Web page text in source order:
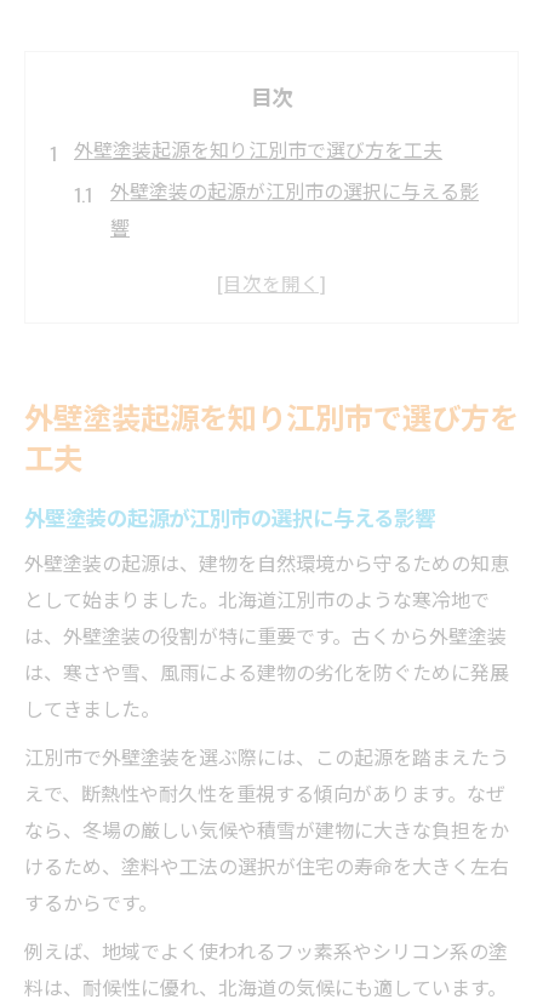
目次
外壁塗装起源を知り江別市で選び方を工夫
外壁塗装の起源が江別市の選択に与える影
響
歴史を踏まえた江別市での外壁塗装の工夫
外壁塗装選びで知っておきたい江別市の特
厳しい北海道の気候と外壁塗装の歴史的背景
北海道の寒さが外壁塗装に求める性能とは
外壁塗装の歴史から学ぶ耐候性と断熱性の
重要性
厳しい気候で選ばれる外壁塗装のポイント
北海道の外壁塗装歴史と江別市の実情
外壁塗装で失敗しないための北海道特有の
注意点
江別市の外壁塗装助成金を正しく活用する秘訣
外壁塗装の助成金を江別市で活用するポイ
ント
江別市で外壁塗装助成金を申請する際の注
意点
外壁塗装起源を知り江別市で選び方を
工夫
外壁塗装の起源が江別市の選択に与える影響
外壁塗装の起源は、建物を自然環境から守るための知恵
として始まりました。北海道江別市のような寒冷地で
は、外壁塗装の役割が特に重要です。古くから外壁塗装
は、寒さや雪、風雨による建物の劣化を防ぐために発展
してきました。
江別市で外壁塗装を選ぶ際には、この起源を踏まえたう
えで、断熱性や耐久性を重視する傾向があります。なぜ
なら、冬場の厳しい気候や積雪が建物に大きな負担をか
けるため、塗料や工法の選択が住宅の寿命を大きく左右
するからです。
例えば、地域でよく使われるフッ素系やシリコン系の塗
料は、耐候性に優れ、北海道の気候にも適しています。